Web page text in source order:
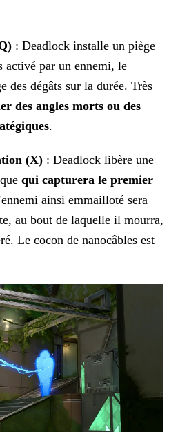
: Deadlock installe un piège
par un ennemi, le
dégâts sur la durée. Très
des angles morts ou des
.
(X) : Deadlock libère une
qui capturera le premier
ainsi emmailloté sera
au bout de laquelle il mourra,
Le cocon de nanocâbles est